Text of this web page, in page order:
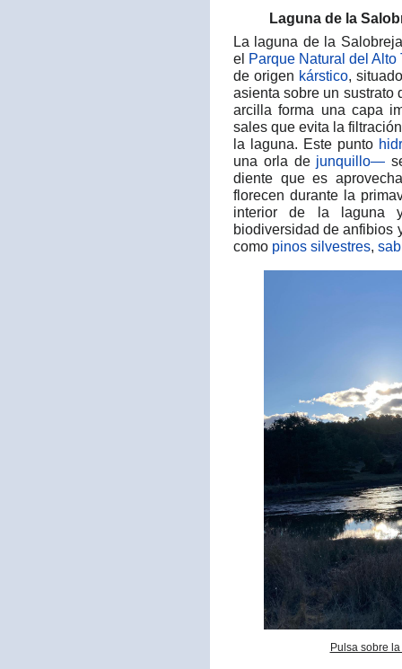
Laguna de la
La laguna de la
el Parque Natural del Alto
de origen kárstico,
asienta sobre un
arcilla forma una capa
sales que evita la
la laguna. Este punto
una orla de junquillo—
diente que es
florecen durante la
interior de la laguna
biodiversidad de
como pinos silvestres,
Pulsa sobre